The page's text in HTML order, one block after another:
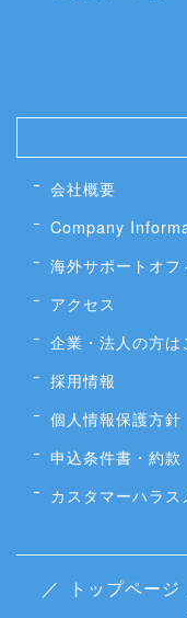
会社概要
Company
海外サポートオフ
アクセス
企業・法人の方は
採用情報
個人情報保護方針
申込条件書・約款
カスタマーハラ
／ トップページ